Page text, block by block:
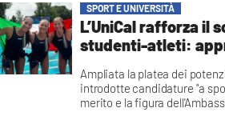
Mariassunta Veneziano
SPORT E UNIVERSITÀ
L’UniCal rafforza il
studenti-atleti:
Ampliata la platea dei
introdotte candidature "a
merito e la figura